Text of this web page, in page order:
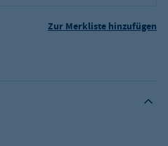
Zur Merkliste hinzufügen